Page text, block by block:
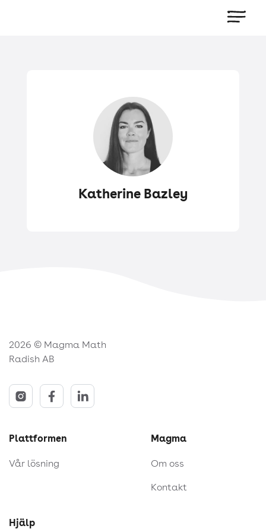
Katherine Bazley
2026 © Magma Math
Radish AB
Plattformen
Vår lösning
Magma
Om oss
Kontakt
Hjälp